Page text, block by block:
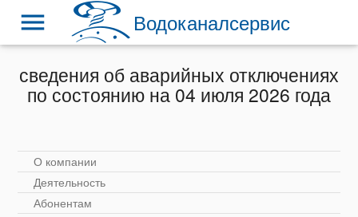
Водоканалсервис
menu
сведения об аварийных отключениях
по состоянию на 04 июля 2026 года
О компании
Деятельность
Абонентам